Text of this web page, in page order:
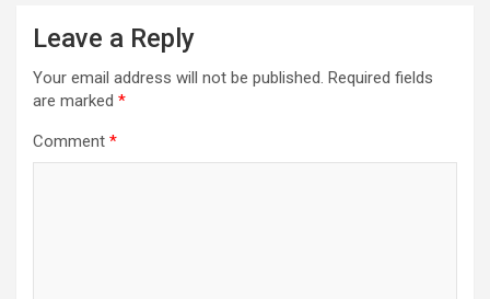
Leave a Reply
Your email address will not be published. Required fields
are marked *
Comment *